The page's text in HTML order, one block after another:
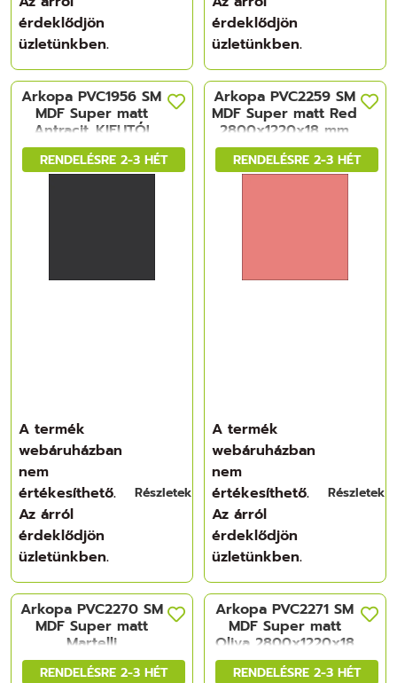
érdeklődjön
üzletünkben.
érdeklődjön
üzletünkben.
RENDELÉSRE 2-3 HÉT
Arkopa PVC1956 SM
MDF Super matt
Antracit_KIFUTÓ!
2800x1220x18 mm
A termék
webáruházban
nem
értékesíthető.
Az árról
érdeklődjön
üzletünkben.
Részletek
RENDELÉSRE 2-3 HÉT
Arkopa PVC2259 SM
MDF Super matt Red
2800x1220x18 mm
A termék
webáruházban
nem
értékesíthető.
Az árról
érdeklődjön
üzletünkben.
Részletek
RENDELÉSRE 2-3 HÉT
Arkopa PVC2270 SM
MDF Super matt
Martelli
2800x1220x18 mm
RENDELÉSRE 2-3 HÉT
Arkopa PVC2271 SM
MDF Super matt
Oliva 2800x1220x18
mm